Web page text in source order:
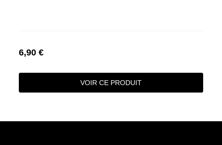
6,90 €
VOIR CE PRODUIT